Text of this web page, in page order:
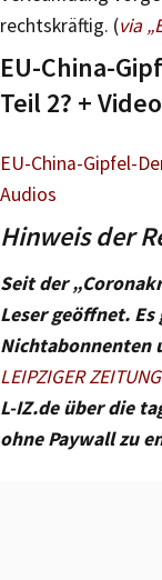
rechtskräftig. (via
EU-China-
Teil 2? +
EU-China-Gipfel-
Audios
Hinweis der
Seit der
Leser geöffnet.
Nichtabonnenten
LEIPZIGER ZEITUNG
L-IZ.de über die
ohne Paywall zu